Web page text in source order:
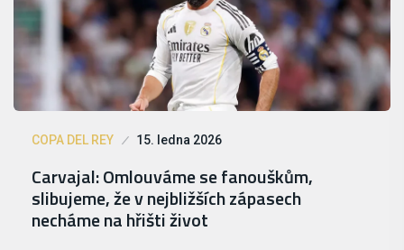
COPA DEL REY 15. ledna 2026
Carvajal: Omlouváme se fanouškům,
slibujeme, že v nejbližších zápasech
necháme na hřišti život